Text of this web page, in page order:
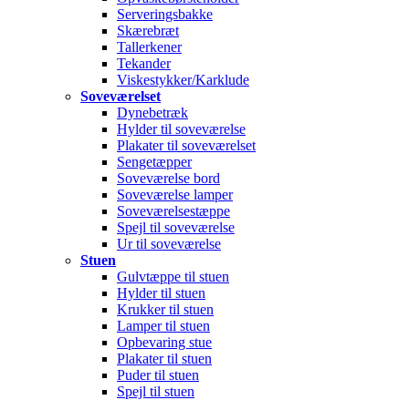
Serveringsbakke
Skærebræt
Tallerkener
Tekander
Viskestykker/Karklude
Soveværelset
Dynebetræk
Hylder til soveværelse
Plakater til soveværelset
Sengetæpper
Soveværelse bord
Soveværelse lamper
Soveværelsestæppe
Spejl til soveværelse
Ur til soveværelse
Stuen
Gulvtæppe til stuen
Hylder til stuen
Krukker til stuen
Lamper til stuen
Opbevaring stue
Plakater til stuen
Puder til stuen
Spejl til stuen